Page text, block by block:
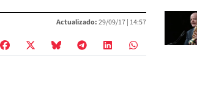
Actualizado:29/09/17 | 14:57